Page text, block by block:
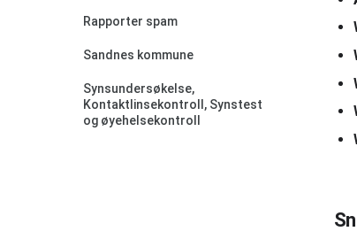
Rapporter spam
Sandnes kommune
Synsundersøkelse,
Kontaktlinsekontroll, Synstest
og øyehelsekontroll